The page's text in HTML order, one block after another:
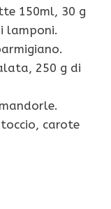
150ml, 30 g
lamponi.
250 g di
carote